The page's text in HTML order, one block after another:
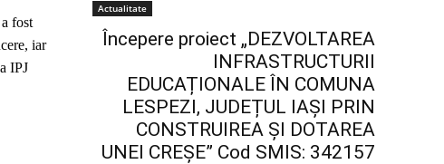
fost
iar
IPJ
Actualitate
Începere proiect „DEZVOLTAREA
INFRASTRUCTURII
EDUCAȚIONALE ÎN COMUNA
LESPEZI, JUDEȚUL IAȘI PRIN
CONSTRUIREA ȘI DOTAREA
UNEI CREȘE” Cod SMIS: 342157